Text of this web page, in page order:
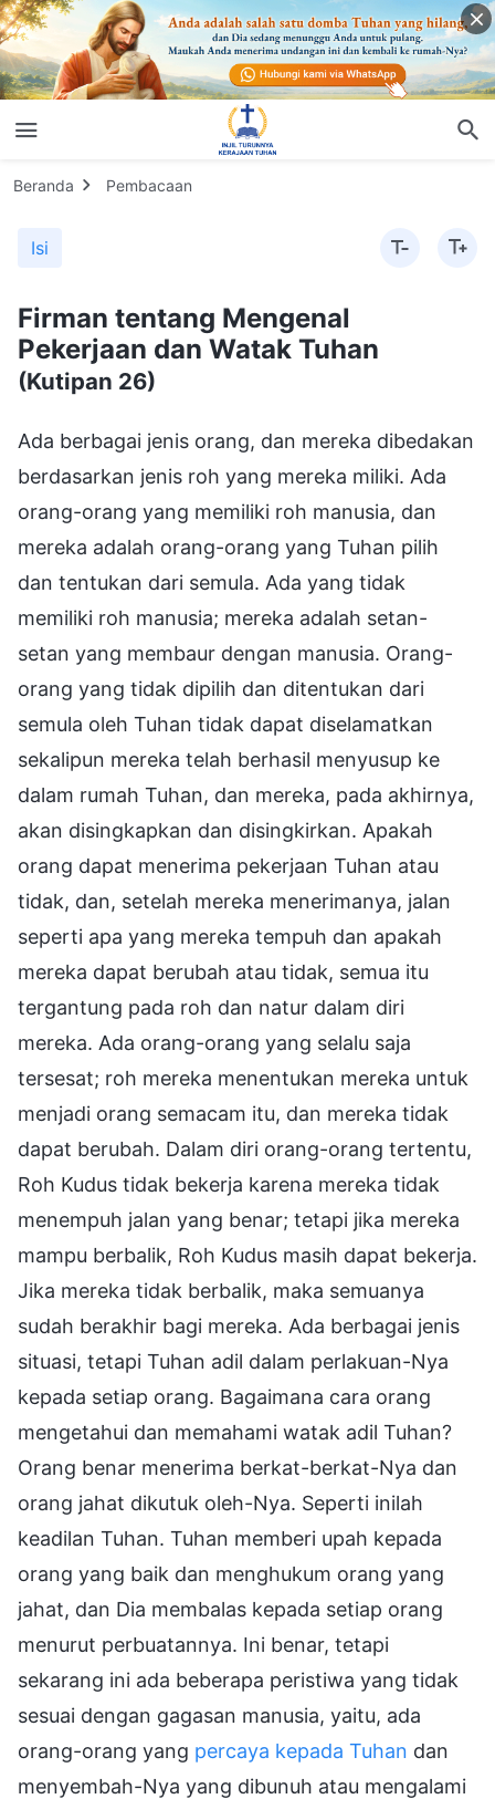
Beranda Pembacaan
Isi
Firman tentang Mengenal
Pekerjaan dan Watak Tuhan
(Kutipan 26)
Ada berbagai jenis orang, dan mereka dibedakan
berdasarkan jenis roh yang mereka miliki. Ada
orang-orang yang memiliki roh manusia, dan
mereka adalah orang-orang yang Tuhan pilih
dan tentukan dari semula. Ada yang tidak
memiliki roh manusia; mereka adalah setan-
setan yang membaur dengan manusia. Orang-
orang yang tidak dipilih dan ditentukan dari
semula oleh Tuhan tidak dapat diselamatkan
sekalipun mereka telah berhasil menyusup ke
dalam rumah Tuhan, dan mereka, pada akhirnya,
akan disingkapkan dan disingkirkan. Apakah
orang dapat menerima pekerjaan Tuhan atau
tidak, dan, setelah mereka menerimanya, jalan
seperti apa yang mereka tempuh dan apakah
mereka dapat berubah atau tidak, semua itu
tergantung pada roh dan natur dalam diri
mereka. Ada orang-orang yang selalu saja
tersesat; roh mereka menentukan mereka untuk
menjadi orang semacam itu, dan mereka tidak
dapat berubah. Dalam diri orang-orang tertentu,
Roh Kudus tidak bekerja karena mereka tidak
menempuh jalan yang benar; tetapi jika mereka
mampu berbalik, Roh Kudus masih dapat bekerja.
Jika mereka tidak berbalik, maka semuanya
sudah berakhir bagi mereka. Ada berbagai jenis
situasi, tetapi Tuhan adil dalam perlakuan-Nya
kepada setiap orang. Bagaimana cara orang
mengetahui dan memahami watak adil Tuhan?
Orang benar menerima berkat-berkat-Nya dan
orang jahat dikutuk oleh-Nya. Seperti inilah
keadilan Tuhan. Tuhan memberi upah kepada
orang yang baik dan menghukum orang yang
jahat, dan Dia membalas kepada setiap orang
menurut perbuatannya. Ini benar, tetapi
sekarang ini ada beberapa peristiwa yang tidak
sesuai dengan gagasan manusia, yaitu, ada
orang-orang yang percaya kepada Tuhan dan
menyembah-Nya yang dibunuh atau mengalami